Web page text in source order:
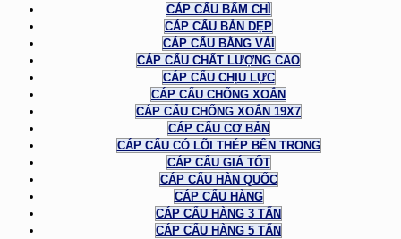
CÁP CẨU BẤM CHÌ
CÁP CẨU BẢN DẸP
CÁP CẨU BẰNG VẢI
CÁP CẨU CHẤT LƯỢNG CAO
CÁP CẨU CHỊU LỰC
CÁP CẨU CHỐNG XOẮN
CÁP CẨU CHỐNG XOẮN 19X7
CÁP CẨU CƠ BẢN
CÁP CẨU CÓ LÕI THÉP BÊN TRONG
CÁP CẨU GIÁ TỐT
CÁP CẨU HÀN QUỐC
CÁP CẨU HÀNG
CÁP CẨU HÀNG 3 TẤN
CÁP CẨU HÀNG 5 TẤN